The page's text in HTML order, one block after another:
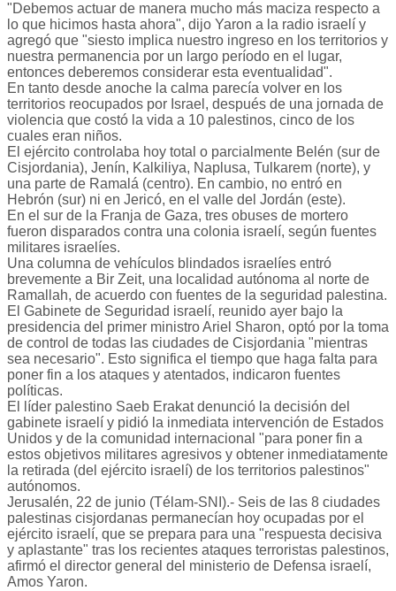
"Debemos actuar de manera mucho más maciza respecto a
lo que hicimos hasta ahora", dijo Yaron a la radio israelí y
agregó que "siesto implica nuestro ingreso en los territorios y
nuestra permanencia por un largo período en el lugar,
entonces deberemos considerar esta eventualidad".
En tanto desde anoche la calma parecía volver en los
territorios reocupados por Israel, después de una jornada de
violencia que costó la vida a 10 palestinos, cinco de los
cuales eran niños.
El ejército controlaba hoy total o parcialmente Belén (sur de
Cisjordania), Jenín, Kalkiliya, Naplusa, Tulkarem (norte), y
una parte de Ramalá (centro). En cambio, no entró en
Hebrón (sur) ni en Jericó, en el valle del Jordán (este).
En el sur de la Franja de Gaza, tres obuses de mortero
fueron disparados contra una colonia israelí, según fuentes
militares israelíes.
Una columna de vehículos blindados israelíes entró
brevemente a Bir Zeit, una localidad autónoma al norte de
Ramallah, de acuerdo con fuentes de la seguridad palestina.
El Gabinete de Seguridad israelí, reunido ayer bajo la
presidencia del primer ministro Ariel Sharon, optó por la toma
de control de todas las ciudades de Cisjordania "mientras
sea necesario". Esto significa el tiempo que haga falta para
poner fin a los ataques y atentados, indicaron fuentes
políticas.
El líder palestino Saeb Erakat denunció la decisión del
gabinete israelí y pidió la inmediata intervención de Estados
Unidos y de la comunidad internacional "para poner fin a
estos objetivos militares agresivos y obtener inmediatamente
la retirada (del ejército israelí) de los territorios palestinos"
autónomos.
Jerusalén, 22 de junio (Télam-SNI).- Seis de las 8 ciudades
palestinas cisjordanas permanecían hoy ocupadas por el
ejército israelí, que se prepara para una "respuesta decisiva
y aplastante" tras los recientes ataques terroristas palestinos,
afirmó el director general del ministerio de Defensa israelí,
Amos Yaron.